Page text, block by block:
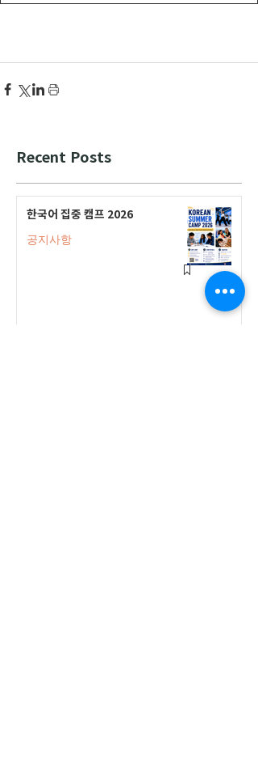
Recent Posts
한국어 집중 캠프 2026
공지사항